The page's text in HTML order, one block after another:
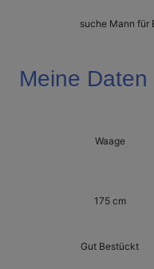
suche Mann für
Meine Daten
Waage
175 cm
Gut Bestückt